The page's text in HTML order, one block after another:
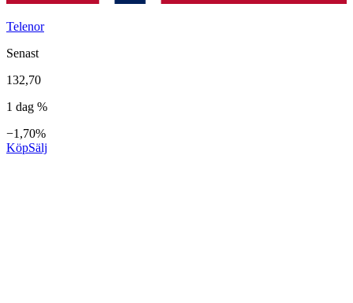
Telenor
Senast
132,70
1 dag %
−1,70%
KöpSälj